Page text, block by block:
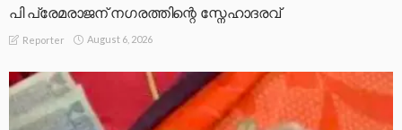
പി പ്രേമരാജന് നഗരത്തിന്റെ സ്നേഹാദരവ്
Reporter August 6, 2026